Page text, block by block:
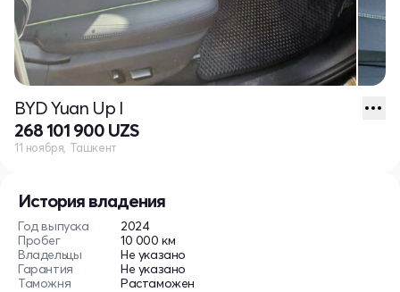
История владения
Год выпуска
2024
Пробег
10 000 км
Владельцы
Не указано
Гарантия
Не указано
Таможня
Растаможен
BYD Yuan Up I
268 101 900 UZS
11 ноября, Ташкент